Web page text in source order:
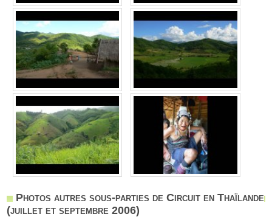
Photos autres sous-parties de Circuit en Thaïlande
(juillet et septembre 2006)